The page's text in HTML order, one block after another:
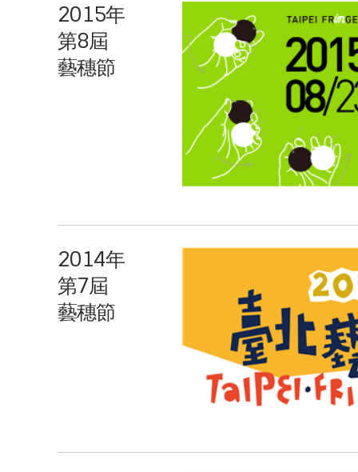
2015年
第8屆
藝穗節
2014年
第7屆
藝穗節